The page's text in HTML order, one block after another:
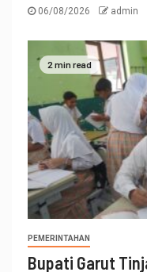
06/08/2026 admin
2 min read
PEMERINTAHAN
Bupati Garut